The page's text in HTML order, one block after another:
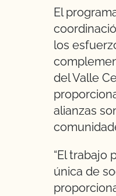
El
los
del Valle
alianzas
“El trabajo
única de